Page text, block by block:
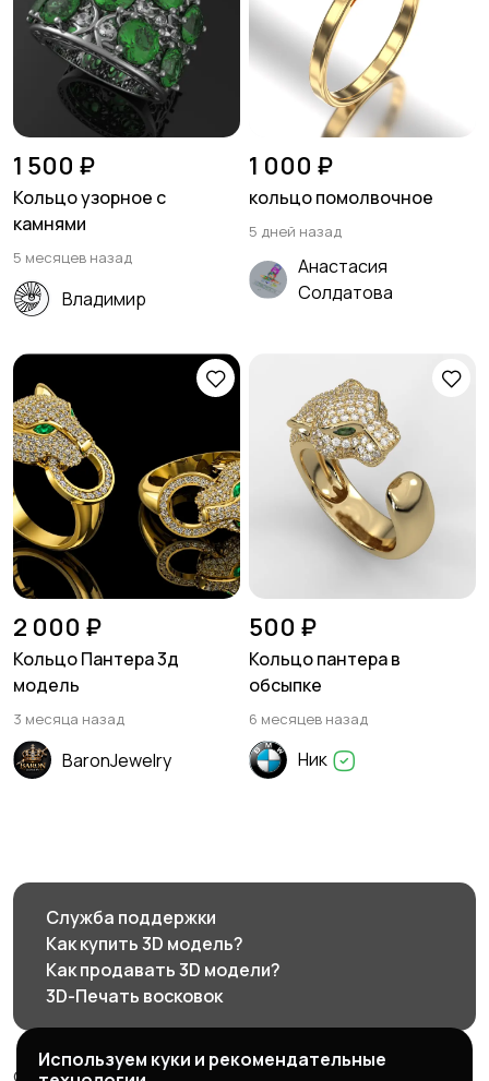
1 500 ₽
Кольцо узорное с
камнями
5 месяцев назад
Владимир
1 000 ₽
кольцо помолвочное
5 дней назад
Анастасия
Солдатова
2 000 ₽
Кольцо Пантера 3д
модель
3 месяца назад
BaronJewelry
500 ₽
Кольцо пантера в
обсыпке
6 месяцев назад
Ник
Служба поддержки
Как купить 3D модель?
Как продавать 3D модели?
3D-Печать восковок
Используем куки и рекомендательные